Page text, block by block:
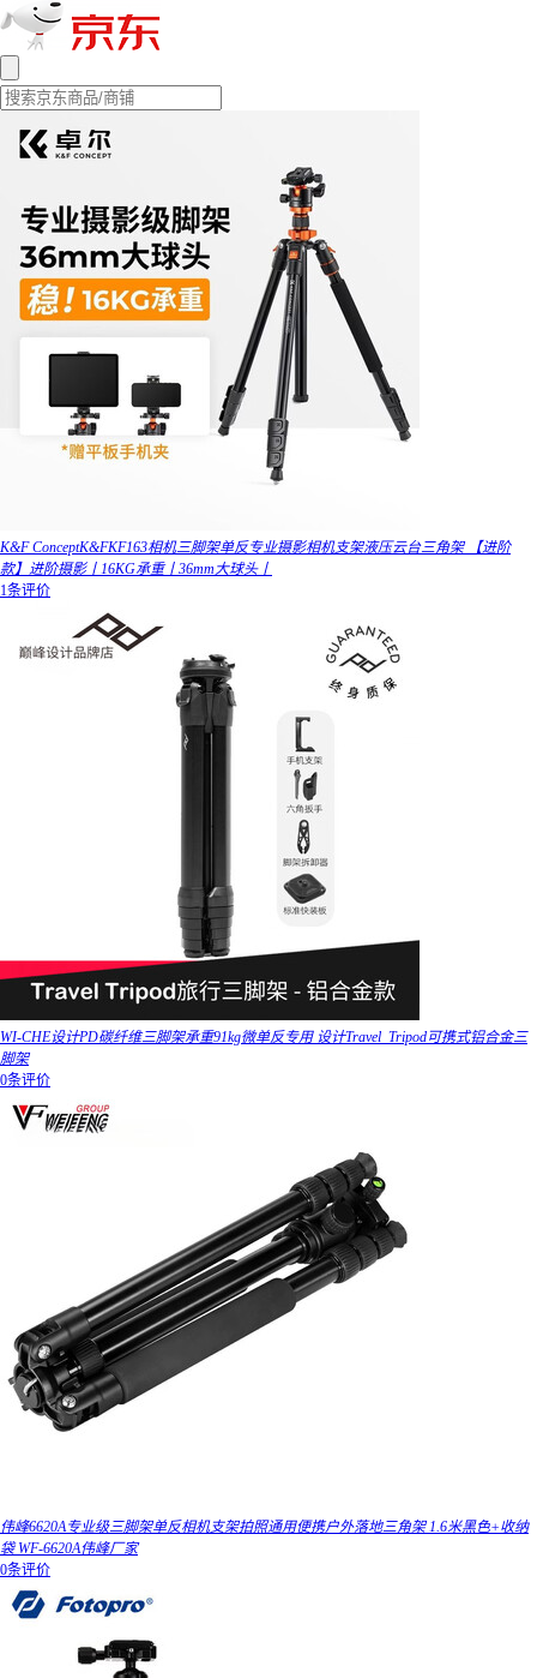
K&F ConceptK&FKF163相机三脚架单反专业摄影相机支架液压云台三角架 【进阶
款】进阶摄影丨16KG承重丨36mm大球头丨
1条评价
WI-CHE设计PD碳纤维三脚架承重91kg微单反专用 设计Travel_Tripod可携式铝合金三
脚架
0条评价
伟峰6620A专业级三脚架单反相机支架拍照通用便携户外落地三角架 1.6米黑色+收纳
袋 WF-6620A伟峰厂家
0条评价